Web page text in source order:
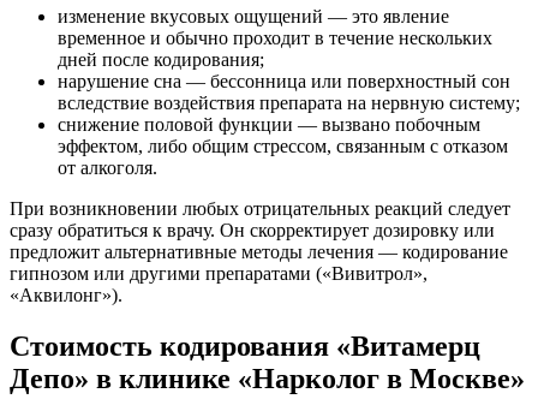
изменение вкусовых ощущений — это явление
временное и обычно проходит в течение нескольких
дней после кодирования;
нарушение сна — бессонница или поверхностный сон
вследствие воздействия препарата на нервную систему;
снижение половой функции — вызвано побочным
эффектом, либо общим стрессом, связанным с отказом
от алкоголя.
При возникновении любых отрицательных реакций следует
сразу обратиться к врачу. Он скорректирует дозировку или
предложит альтернативные методы лечения — кодирование
гипнозом или другими препаратами («Вивитрол»,
«Аквилонг»).
Стоимость кодирования «Витамерц
Депо» в клинике «Нарколог в Москве»